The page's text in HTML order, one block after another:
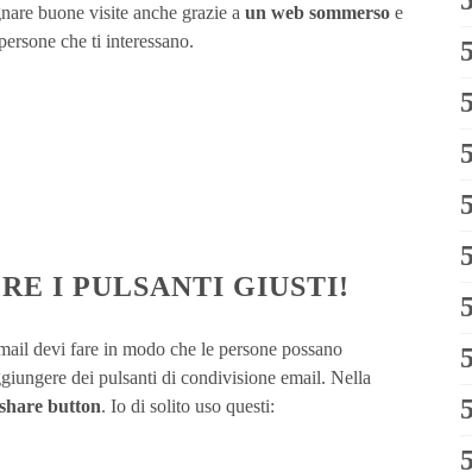
buone visite anche grazie a un web sommerso e
che ti interessano.
I PULSANTI GIUSTI!
devi fare in modo che le persone possano
dei pulsanti di condivisione email. Nella
button. Io di solito uso questi: